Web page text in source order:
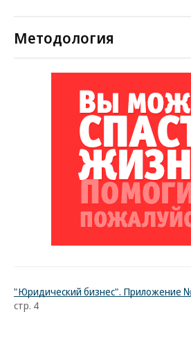
Методология
"Юридический бизнес". Приложение
стр. 4